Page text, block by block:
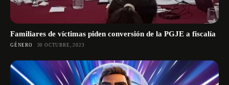
Familiares de víctimas piden conversión de la PGJE a fiscalía
GÉNERO 30 OCTUBRE, 2023